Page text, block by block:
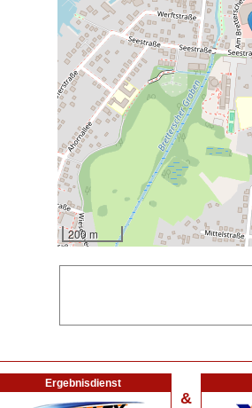
200 m
Ergebnisdienst
&